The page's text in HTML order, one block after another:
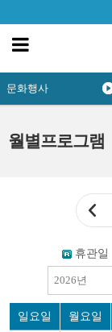
월별프로그램
문화행사
휴관일
일요일 월요일